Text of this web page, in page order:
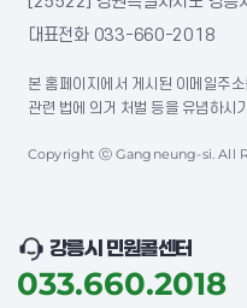
대표전화 033-660-2018
본 홈페이지에서 게시된 이메일주
관련 법에 의거 처벌 등을 유념하시
Copyright ⓒ Gangneung-si. All
강릉시 민원콜센터
033.660.2018